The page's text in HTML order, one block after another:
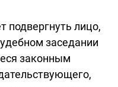
подвергнуть лицо,
заседании
законным